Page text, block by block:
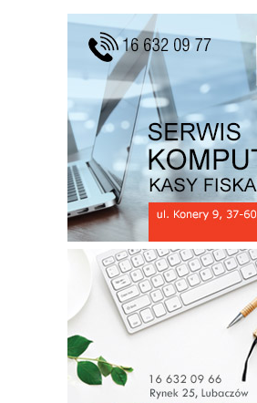
V Transgraniczne Forum
Dolnej cz 9